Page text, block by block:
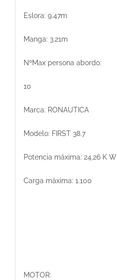
Eslora: 9.47m
Manga: 3.21m
NºMax persona abordo:
10
Marca: RONAUTICA
Modelo: FIRST 38.7
Potencia máxima: 24,26 K W
Carga máxima: 1.100
MOTOR: